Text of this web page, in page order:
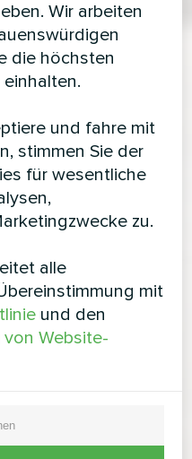
Wir arbeiten
die höchsten
und fahre mit
stimmen Sie der
für wesentliche
zu.
alle
mit
und den
Website-